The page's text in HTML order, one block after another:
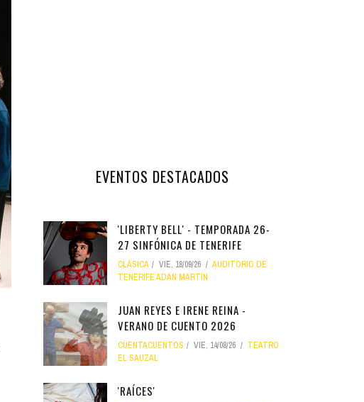
EVENTOS DESTACADOS
'LIBERTY BELL' - TEMPORADA 26-
27 SINFÓNICA DE TENERIFE
CLÁSICA VIE, 18/09/26
AUDITORIO DE
TENERIFE ADÁN MARTÍN
JUAN REYES E IRENE REINA -
VERANO DE CUENTO 2026
CUENTACUENTOS VIE, 14/08/26
TEATRO
EL SAUZAL
'RAÍCES'